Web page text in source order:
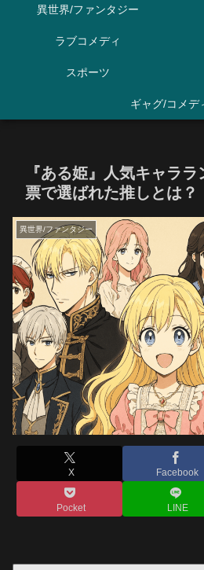
異世界/ファンタジー
ラブコメディ
スポーツ
ギャグ/コメデ
『ある姫』人気キャラ
票で選ばれた推しとは？
異世界/ファンタジー
X Facebook
Pocket LINE